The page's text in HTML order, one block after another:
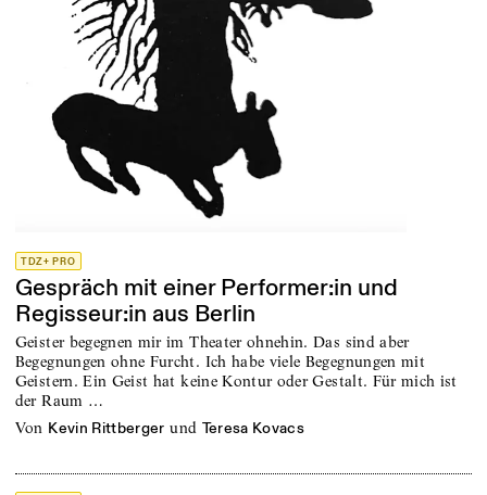
TDZ+ PRO
Gespräch mit einer Performer:in und
Regisseur:in aus Berlin
Geister begegnen mir im Theater ohnehin. Das sind aber
Begegnungen ohne Furcht. Ich habe viele Begegnungen mit
Geistern. Ein Geist hat keine Kontur oder Gestalt. Für mich ist
der Raum …
von Kevin Rittberger und Teresa Kovacs